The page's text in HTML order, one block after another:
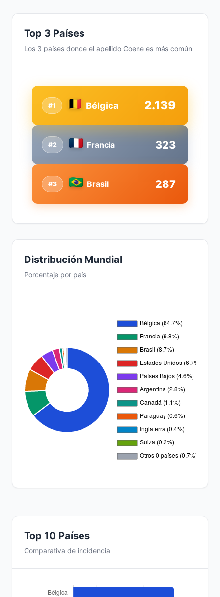
Top 3 Países
Los 3 países donde el apellido Coene es más común
#2 Francia 323
#1 Bélgica 2.139
#3 Brasil 287
Distribución Mundial
Porcentaje por país
Top 10 Países
Comparativa de incidencia